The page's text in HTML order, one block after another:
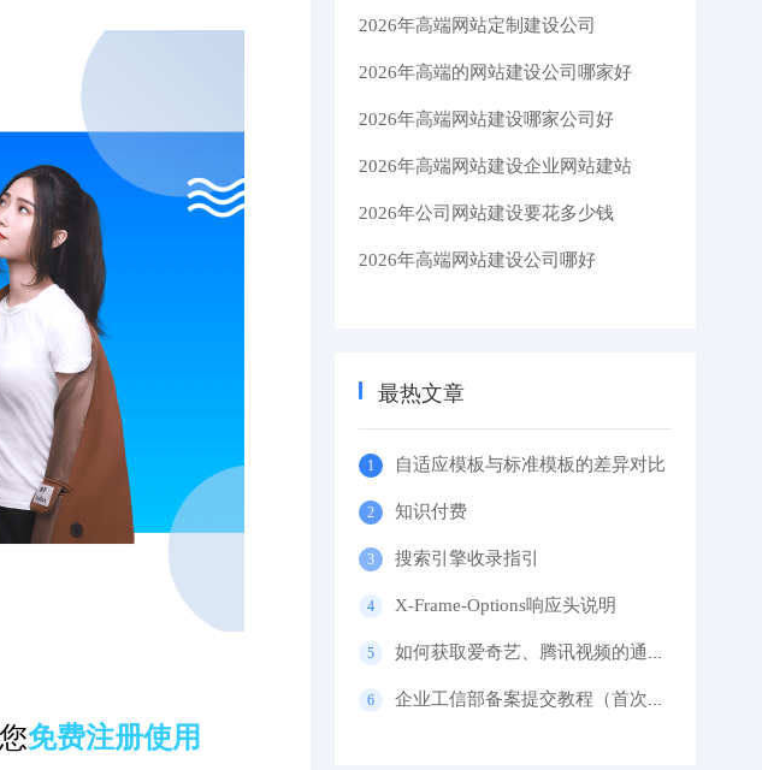
免费注册使用
2026年高端网站定制建设公司
2026年高端的网站建设公司哪家好
2026年高端网站建设哪家公司好
2026年高端网站建设企业网站建站
2026年公司网站建设要花多少钱
2026年高端网站建设公司哪好
最热文章
自适应模板与标准模板的差异对比
知识付费
搜索引擎收录指引
X-Frame-Options响应头说明
如何获取爱奇艺、腾讯视频的通用代码？
企业工信部备案提交教程（首次备案）